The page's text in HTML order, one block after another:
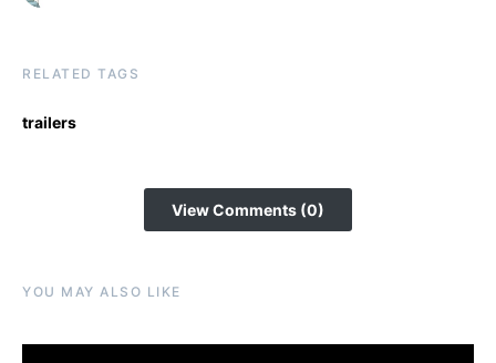
RELATED TAGS
trailers
View Comments (0)
YOU MAY ALSO LIKE